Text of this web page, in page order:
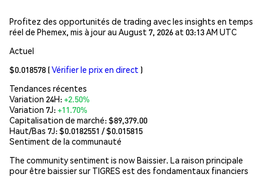
Profitez des opportunités de trading avec les insights en temps
réel de Phemex, mis à jour au August 7, 2026 at 03:13 AM UTC
Actuel
$0.018578 (Vérifier le prix en direct )
Tendances récentes
Variation 24H:+2.50%
Variation 7J:+11.70%
Capitalisation de marché:$89,379.00
Haut/Bas 7J: $0.0182551 / $0.015815
Sentiment de la communauté
The community sentiment is now Baissier. La raison principale
pour être baissier sur TIGRES est des fondamentaux financiers